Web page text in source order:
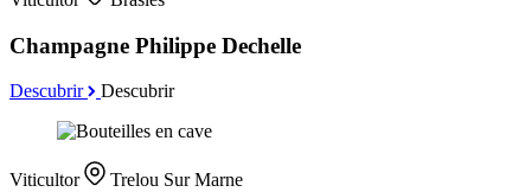
Champagne Philippe Dechelle
Descubrir Descubrir
Viticultor Trelou Sur Marne